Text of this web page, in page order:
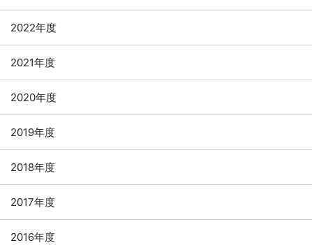
2022年度
2021年度
2020年度
2019年度
2018年度
2017年度
2016年度